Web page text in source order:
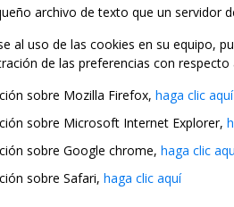
archivo de texto que un servidor
al uso de las cookies en su equipo,
de las preferencias con
sobre Mozilla Firefox, haga clic aquí
sobre Microsoft Internet Explorer,
sobre Google chrome, haga clic
sobre Safari, haga clic aquí